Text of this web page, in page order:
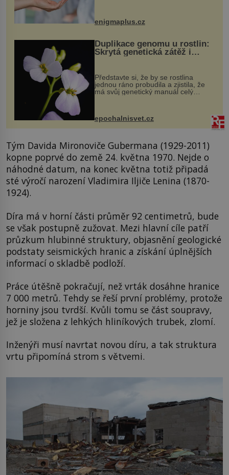
enigmaplus.cz
Duplikace genomu u rostlin:
Skrytá genetická zátěž i
Představte si, že by se rostlina
jednou ráno probudila a zjistila, že
má svůj genetický manuál celý
vstupenka...
epochalnisvet.cz
Tým Davida Mironoviče Gubermana (1929-2011)
kopne poprvé do země 24. května 1970. Nejde o
náhodné datum, na konec května totiž připadá
sté výročí narození Vladimira Iljiče Lenina (1870-
1924).
Díra má v horní části průměr 92 centimetrů, bude
se však postupně zužovat. Mezi hlavní cíle patří
průzkum hlubinné struktury, objasnění geologické
podstaty seismických hranic a získání úplnějších
informací o skladbě podloží.
Práce útěšně pokračují, než vrták dosáhne hranice
7 000 metrů. Tehdy se řeší první problémy, protože
horniny jsou tvrdší. Kvůli tomu se část soupravy,
jež je složena z lehkých hliníkových trubek, zlomí.
Inženýři musí navrtat novou díru, a tak struktura
vrtu připomíná strom s větvemi.